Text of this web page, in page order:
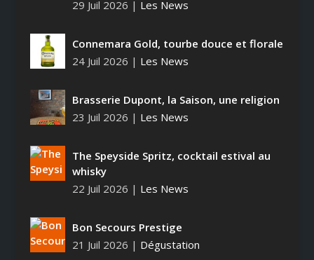
29 Juil 2026 | Les News
Connemara Gold, tourbe douce et florale
24 Juil 2026 | Les News
Brasserie Dupont, la Saison, une religion
23 Juil 2026 | Les News
The Speyside Spritz, cocktail estival au
whisky
22 Juil 2026 | Les News
Bon Secours Prestige
21 Juil 2026 | Dégustation